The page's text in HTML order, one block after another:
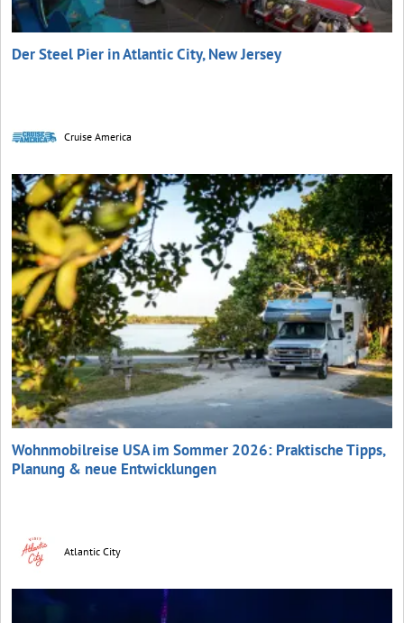
Der Steel Pier in Atlantic City, New Jersey
Cruise America
Wohnmobilreise USA im Sommer 2026: Praktische Tipps,
Planung & neue Entwicklungen
Atlantic City